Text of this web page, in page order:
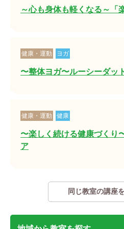
～心も身体も軽くなる～「
健康・運動 ヨガ
〜整体ヨガ〜ルーシーダッ
健康・運動 健康
〜楽しく続ける健康づくり
ア
同じ教室の講座